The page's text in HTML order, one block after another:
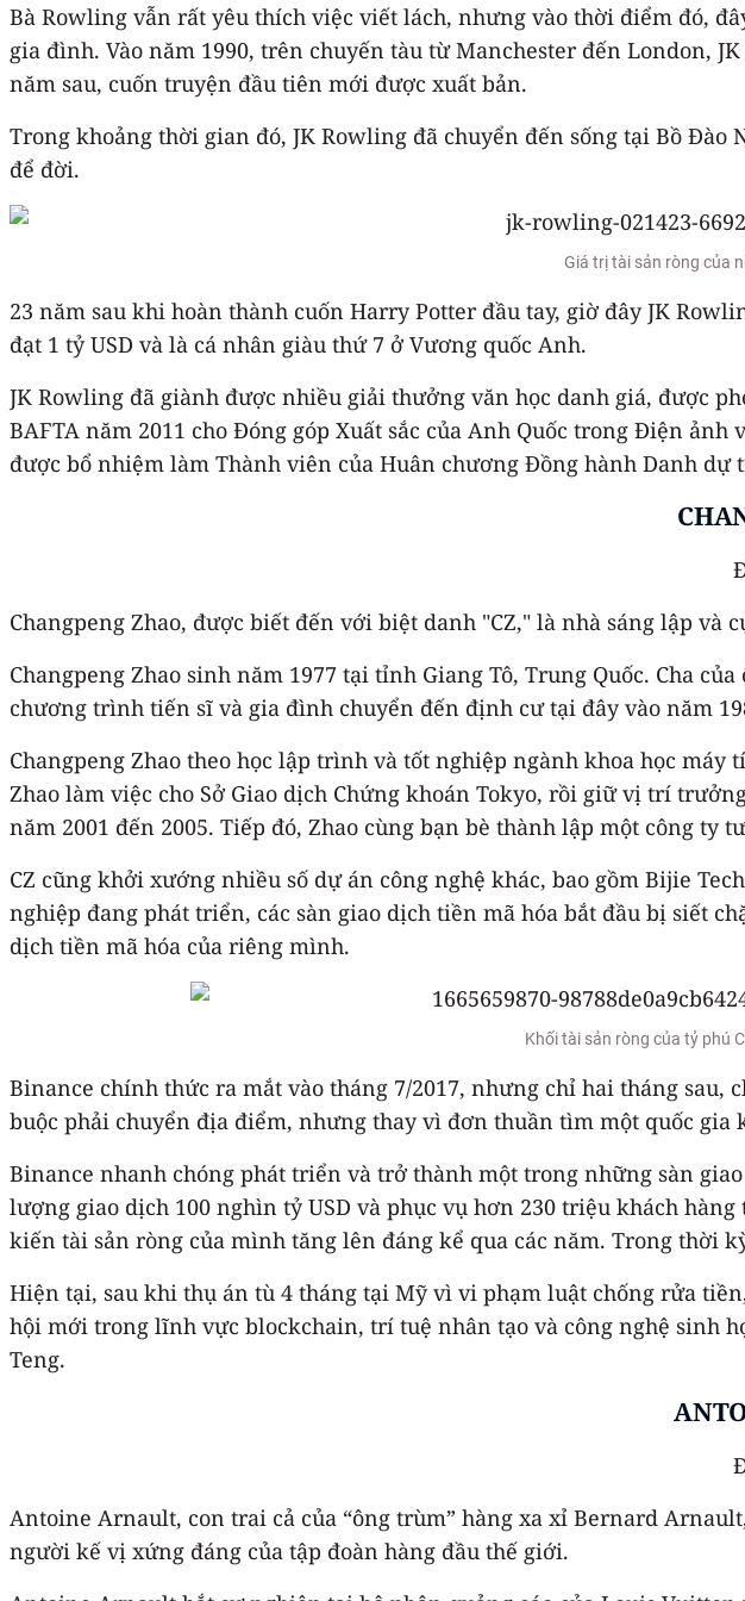
Bà Rowling vẫn rất yêu thích việc viết lách, nhưng vào thời điểm đó,
gia đình. Vào năm 1990, trên chuyến tàu từ Manchester đến London,
năm sau, cuốn truyện đầu tiên mới được xuất bản.
Trong khoảng thời gian đó, JK Rowling đã chuyển đến sống tại Bồ
để đời.
Giá trị tài sản ròng của
23 năm sau khi hoàn thành cuốn Harry Potter đầu tay, giờ đây JK
đạt 1 tỷ USD và là cá nhân giàu thứ 7 ở Vương quốc Anh.
JK Rowling đã giành được nhiều giải thưởng văn học danh giá, được
BAFTA năm 2011 cho Đóng góp Xuất sắc của Anh Quốc trong Điện
được bổ nhiệm làm Thành viên của Huân chương Đồng hành Danh
Changpeng Zhao, được biết đến với biệt danh "CZ," là nhà sáng lập
Changpeng Zhao sinh năm 1977 tại tỉnh Giang Tô, Trung Quốc. Cha
chương trình tiến sĩ và gia đình chuyển đến định cư tại đây vào năm
Changpeng Zhao theo học lập trình và tốt nghiệp ngành khoa học
Zhao làm việc cho Sở Giao dịch Chứng khoán Tokyo, rồi giữ vị trí
năm 2001 đến 2005. Tiếp đó, Zhao cùng bạn bè thành lập một công ty
CZ cũng khởi xướng nhiều số dự án công nghệ khác, bao gồm Bijie
nghiệp đang phát triển, các sàn giao dịch tiền mã hóa bắt đầu bị siết
dịch tiền mã hóa của riêng mình.
Khối tài sản ròng của tỷ phú
Binance chính thức ra mắt vào tháng 7/2017, nhưng chỉ hai tháng sau,
buộc phải chuyển địa điểm, nhưng thay vì đơn thuần tìm một quốc gia
Binance nhanh chóng phát triển và trở thành một trong những sàn
lượng giao dịch 100 nghìn tỷ USD và phục vụ hơn 230 triệu khách
kiến tài sản ròng của mình tăng lên đáng kể qua các năm. Trong thời
Hiện tại, sau khi thụ án tù 4 tháng tại Mỹ vì vi phạm luật chống rửa
hội mới trong lĩnh vực blockchain, trí tuệ nhân tạo và công nghệ sinh
Teng.
Antoine Arnault, con trai cả của “ông trùm” hàng xa xỉ Bernard
người kế vị xứng đáng của tập đoàn hàng đầu thế giới.